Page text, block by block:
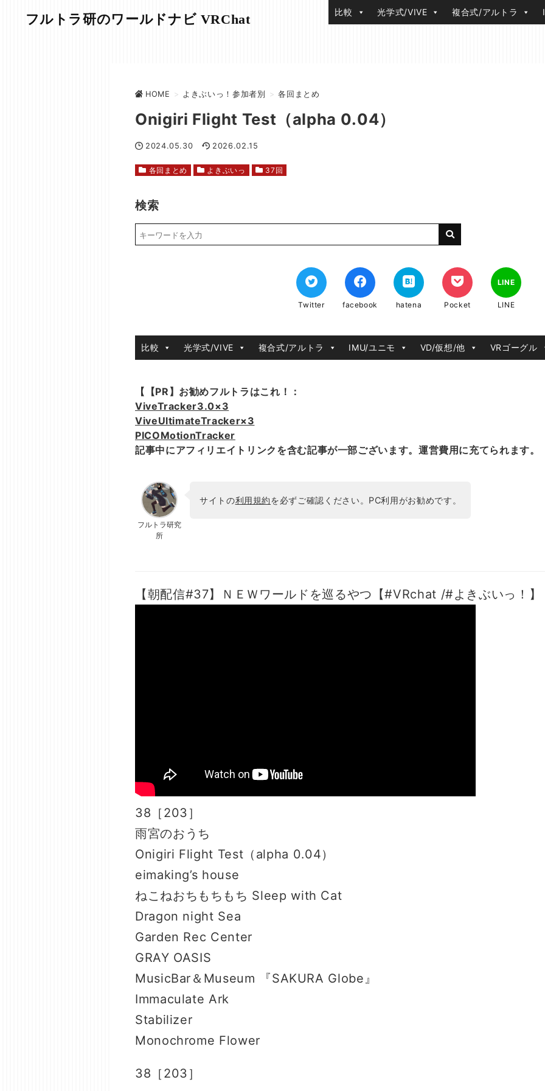
フルトラ研のワールドナビ VRChat 比較 光学式/VIVE 複合式/アルトラ
HOME > よきぶいっ！参加者別 > 各回まとめ
Onigiri Flight Test（alpha 0․04）
2024.05.30 2026.02.15
各回まとめ よきぶいっ 37回
検索
Twitter facebook hatena Pocket
LINE
LINE
比較 光学式/VIVE 複合式/アルトラ IMU/ユニモ VD/仮想/他 VRゴーグル
【【PR】お勧めフルトラはこれ！：
ViveTracker3.0×3
ViveUltimateTracker×3
PICOMotionTracker
記事中にアフィリエイトリンクを含む記事が一部ございます。運営費用に充てられます。
フルトラ研究
所
サイトの利用規約を必ずご確認ください。PC利用がお勧めです。
【朝配信#37】ＮＥＷワールドを巡るやつ【#VRchat /#よきぶいっ！】
38［203］
雨宮のおうち
Onigiri Flight Test（alpha 0․04）
eimaking’s house
ねこねおちもちもち Sleep with Cat
Dragon night Sea
Garden Rec Center
GRAY OASIS
MusicBar＆Museum 『SAKURA Globe』
Immaculate Ark
Stabilizer
Monochrome Flower
38［203］